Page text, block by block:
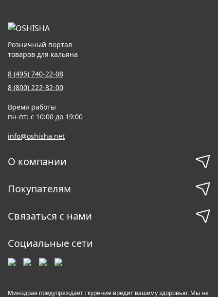
Розничный портал
товаров для кальяна
8 (495) 740-22-08
8 (800) 222-82-00
Время работы
пн-пт: с 10:00 до 19:00
info@oshisha.net
О компании
Покупателям
Связаться с нами
Социальные сети
Минздрав предупреждает : курение вредит вашему здоровью. Мы не